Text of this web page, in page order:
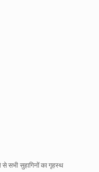
सभी सुहागिनों का गृहस्थ